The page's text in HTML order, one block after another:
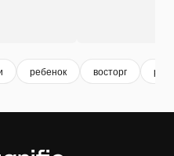
ребенок восторг